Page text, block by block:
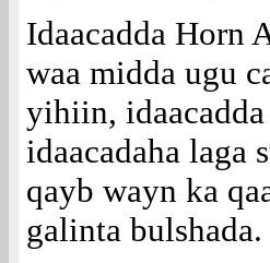
Idaacadda Horn
waa midda ugu
yihiin,
idaacadaha laga
qayb wayn ka
galinta bulshada.